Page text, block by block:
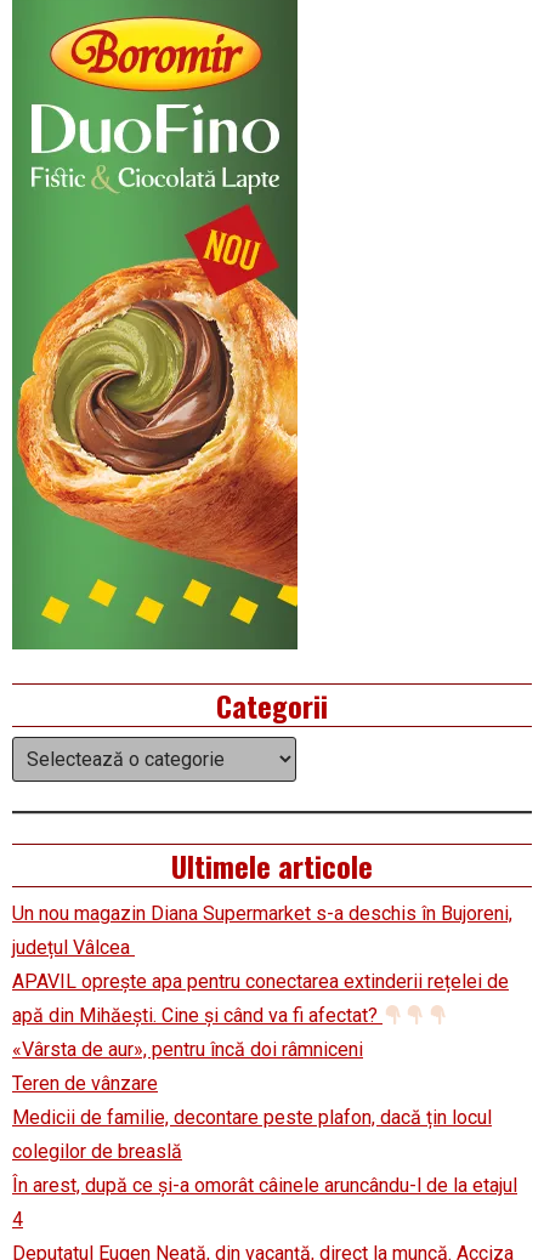
Categorii
Categorii
Ultimele articole
Un nou magazin Diana Supermarket s-a deschis în Bujoreni,
județul Vâlcea
APAVIL oprește apa pentru conectarea extinderii rețelei de
apă din Mihăești. Cine și când va fi afectat?
«Vârsta de aur», pentru încă doi râmniceni
Teren de vânzare
Medicii de familie, decontare peste plafon, dacă țin locul
colegilor de breaslă
În arest, după ce și-a omorât câinele aruncându-l de la etajul
4
Deputatul Eugen Neață, din vacanță, direct la muncă. Acciza